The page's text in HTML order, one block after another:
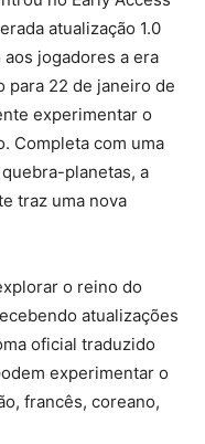
atualização 1.0
jogadores a era
para 22 de janeiro de
experimentar o
Completa com uma
planetas, a
traz uma nova
o reino do
atualizações
oficial traduzido
experimentar o
francês, coreano,